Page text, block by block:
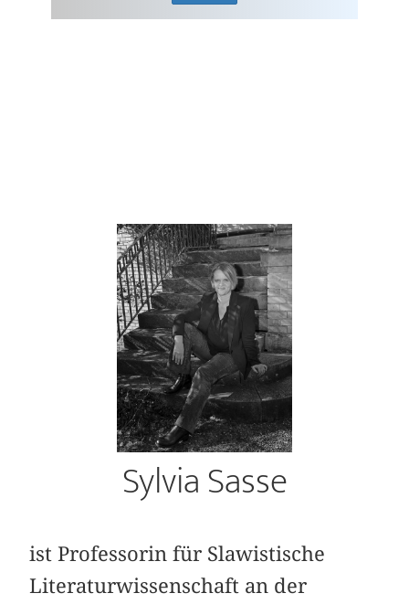
Sylvia Sasse
ist Professorin für Slawistische
Literaturwissenschaft an der